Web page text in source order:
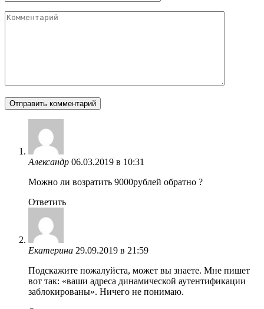
Комментарий
Александр 06.03.2019 в 10:31
Можно ли возратить 9000рублей обратно ?
Ответить
Екатерина 29.09.2019 в 21:59
Подскажите пожалуйста, может вы знаете. Мне пишет
вот так: «ваши адреса динамической аутентификации
заблокированы». Ничего не понимаю.